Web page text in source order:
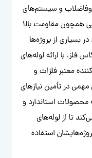
و سیستم‌های
همچون مقاومت بالا
بسیاری از پروژه‌ها
فلز، با ارائه لوله‌های
معتبر فلزات و
در تأمین نیازهای
محصولات استاندارد و
تا از لوله‌های
استفاده